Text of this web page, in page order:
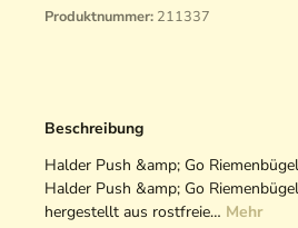
Produktnummer: 211337
Beschreibung
Halder Push &amp; Go
Halder Push &amp; Go
hergestellt aus rostfreie… Mehr